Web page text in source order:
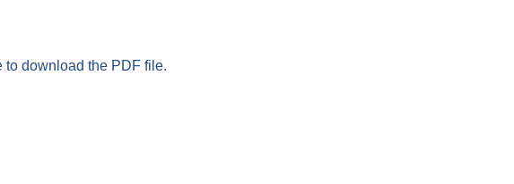
to download the PDF file.